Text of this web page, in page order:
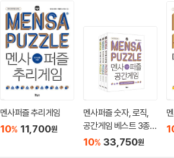
멘사퍼즐 추리게임
10% 11,700원
멘사퍼즐 숫자, 로직,
공간게임 베스트 3종
세트
10% 33,750원